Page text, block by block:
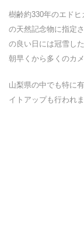
樹齢約330年のエドヒ
の天然記念物に指定
の良い日には冠雪し
朝早くから多くのカ
山梨県の中でも特に
イトアップも行われま